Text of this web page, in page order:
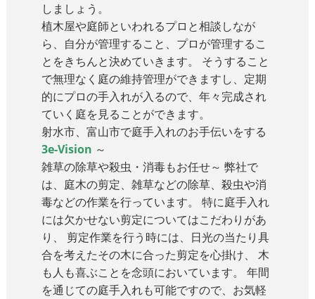
しましょう。
植木屋や庭師といわれるプロと相談しなが
ら、自分が管理すること、プロが管理するこ
とをきちんと決めていきます。 そうすること
で無理なく庭の維持管理ができますし、定期
的にプロの手入れが入るので、年々完成され
ていく庭を見ることができます。
射水市、富山市で庭手入れのお手伝いをする
3e-Vision ～
雑草の除草や殺虫・消毒もお任せ～ 弊社で
は、庭木の剪定、雑草などの除草、殺虫や消
毒などの作業を行っています。 特に庭手入れ
には欠かせない剪定についてはこだわりがあ
り、 剪定作業を行う時には、日光の当たり具
合を考えたその木に合った剪定を心掛け、 木
も人も喜ぶことを念頭においています。 年間
を通じての庭手入れも可能ですので、お気軽